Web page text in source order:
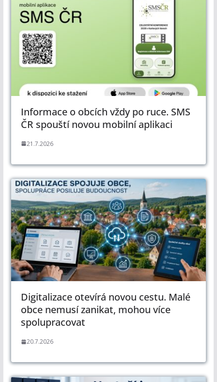
Informace o obcích vždy po ruce. SMS
ČR spouští novou mobilní aplikaci
21.7.2026
Digitalizace otevírá novou cestu. Malé
obce nemusí zanikat, mohou více
spolupracovat
20.7.2026